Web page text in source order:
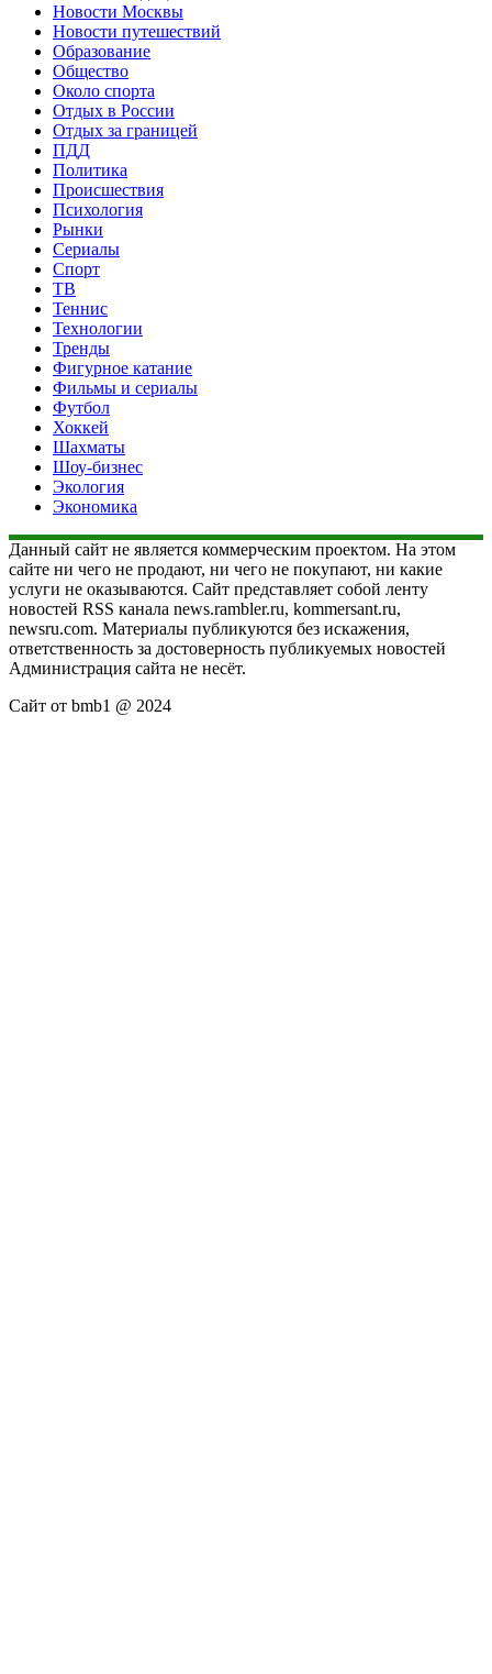
Новости Москвы
Новости путешествий
Образование
Общество
Около спорта
Отдых в России
Отдых за границей
ПДД
Политика
Происшествия
Психология
Рынки
Сериалы
Спорт
ТВ
Теннис
Технологии
Тренды
Фигурное катание
Фильмы и сериалы
Футбол
Хоккей
Шахматы
Шоу-бизнес
Экология
Экономика
Данный сайт не является коммерческим проектом. На этом
сайте ни чего не продают, ни чего не покупают, ни какие
услуги не оказываются. Сайт представляет собой ленту
новостей RSS канала news.rambler.ru, kommersant.ru,
newsru.com. Материалы публикуются без искажения,
ответственность за достоверность публикуемых новостей
Администрация сайта не несёт.
Сайт от bmb1 @ 2024